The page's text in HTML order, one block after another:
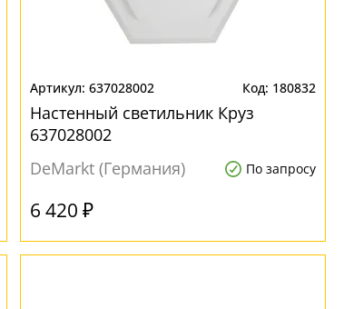
637028002 180832
Настенный светильник Круз
637028002
DeMarkt (Германия)
По запросу
6 420 ₽